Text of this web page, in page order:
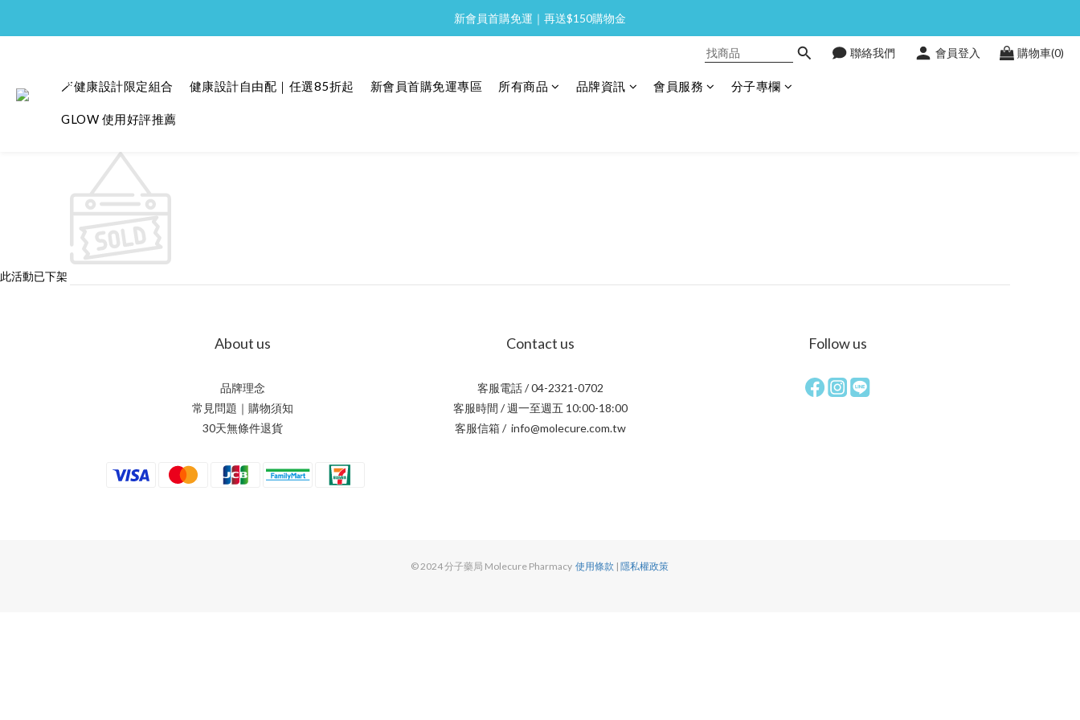
全館消費滿 NT$2,000 免運
新會員首購免運｜再送$150購物金
聯絡我們 會員登入 購物車(0)
🪄健康設計限定組合 健康設計自由配｜任選85折起 新會員首購免運專區 所有商品 品牌資訊 會員服務 分子專欄
GLOW 使用好評推薦
此活動已下架
About us
品牌理念
常見問題｜購物須知
30天無條件退貨
Contact us
客服電話 / 04-2321-0702
客服時間 / 週一至週五 10:00-18:00
客服信箱 / info@molecure.com.tw
Follow us
© 2024 分子藥局 Molecure Pharmacy 使用條款 | 隱私權政策